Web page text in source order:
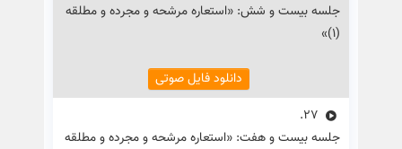
جلسه بیست و شش: «استعاره مرشحه و مجرده و مطلقه
(۱)»
دانلود فایل صوتی
27.
جلسه بیست و هفت: «استعاره مرشحه و مجرده و مطلقه